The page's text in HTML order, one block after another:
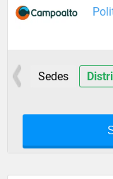
Sedes